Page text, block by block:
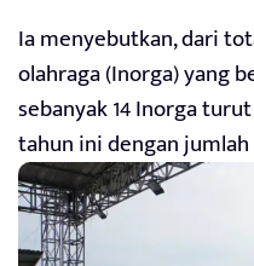
Ia menyebutkan, dari
olahraga (Inorga) yang
sebanyak 14 Inorga
tahun ini dengan